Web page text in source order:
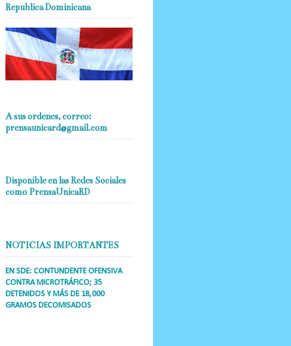
Republica Dominicana
A sus ordenes, correo:
prensaunicard@gmail.com
Disponible en las Redes Sociales
como PrensaUnicaRD
NOTICIAS IMPORTANTES
EN SDE: CONTUNDENTE OFENSIVA
CONTRA MICROTRÁFICO; 35
DETENIDOS Y MÁS DE 18,000
GRAMOS DECOMISADOS